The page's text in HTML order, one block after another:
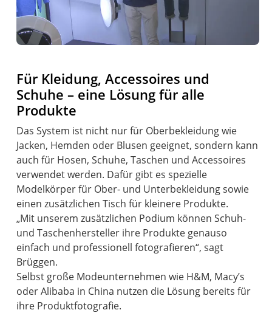
Für Kleidung, Accessoires und
Schuhe – eine Lösung für alle
Produkte
Das System ist nicht nur für Oberbekleidung wie
Jacken, Hemden oder Blusen geeignet, sondern kann
auch für Hosen, Schuhe, Taschen und Accessoires
verwendet werden. Dafür gibt es spezielle
Modelkörper für Ober- und Unterbekleidung sowie
einen zusätzlichen Tisch für kleinere Produkte.
„Mit unserem zusätzlichen Podium können Schuh-
und Taschenhersteller ihre Produkte genauso
einfach und professionell fotografieren“, sagt
Brüggen.
Selbst große Modeunternehmen wie H&M, Macy’s
oder Alibaba in China nutzen die Lösung bereits für
ihre Produktfotografie.